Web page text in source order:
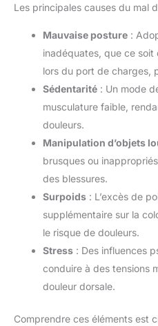
Les principales causes du mal
Mauvaise posture :
inadéquates, que ce
lors du port de charges,
Sédentarité : Un mode
musculature faible,
douleurs.
Manipulation d’objets
brusques ou
des blessures.
Surpoids : L’excès de
supplémentaire sur la
le risque de douleurs.
Stress : Des influences
conduire à des tensions
douleur dorsale.
Comprendre ces éléments est